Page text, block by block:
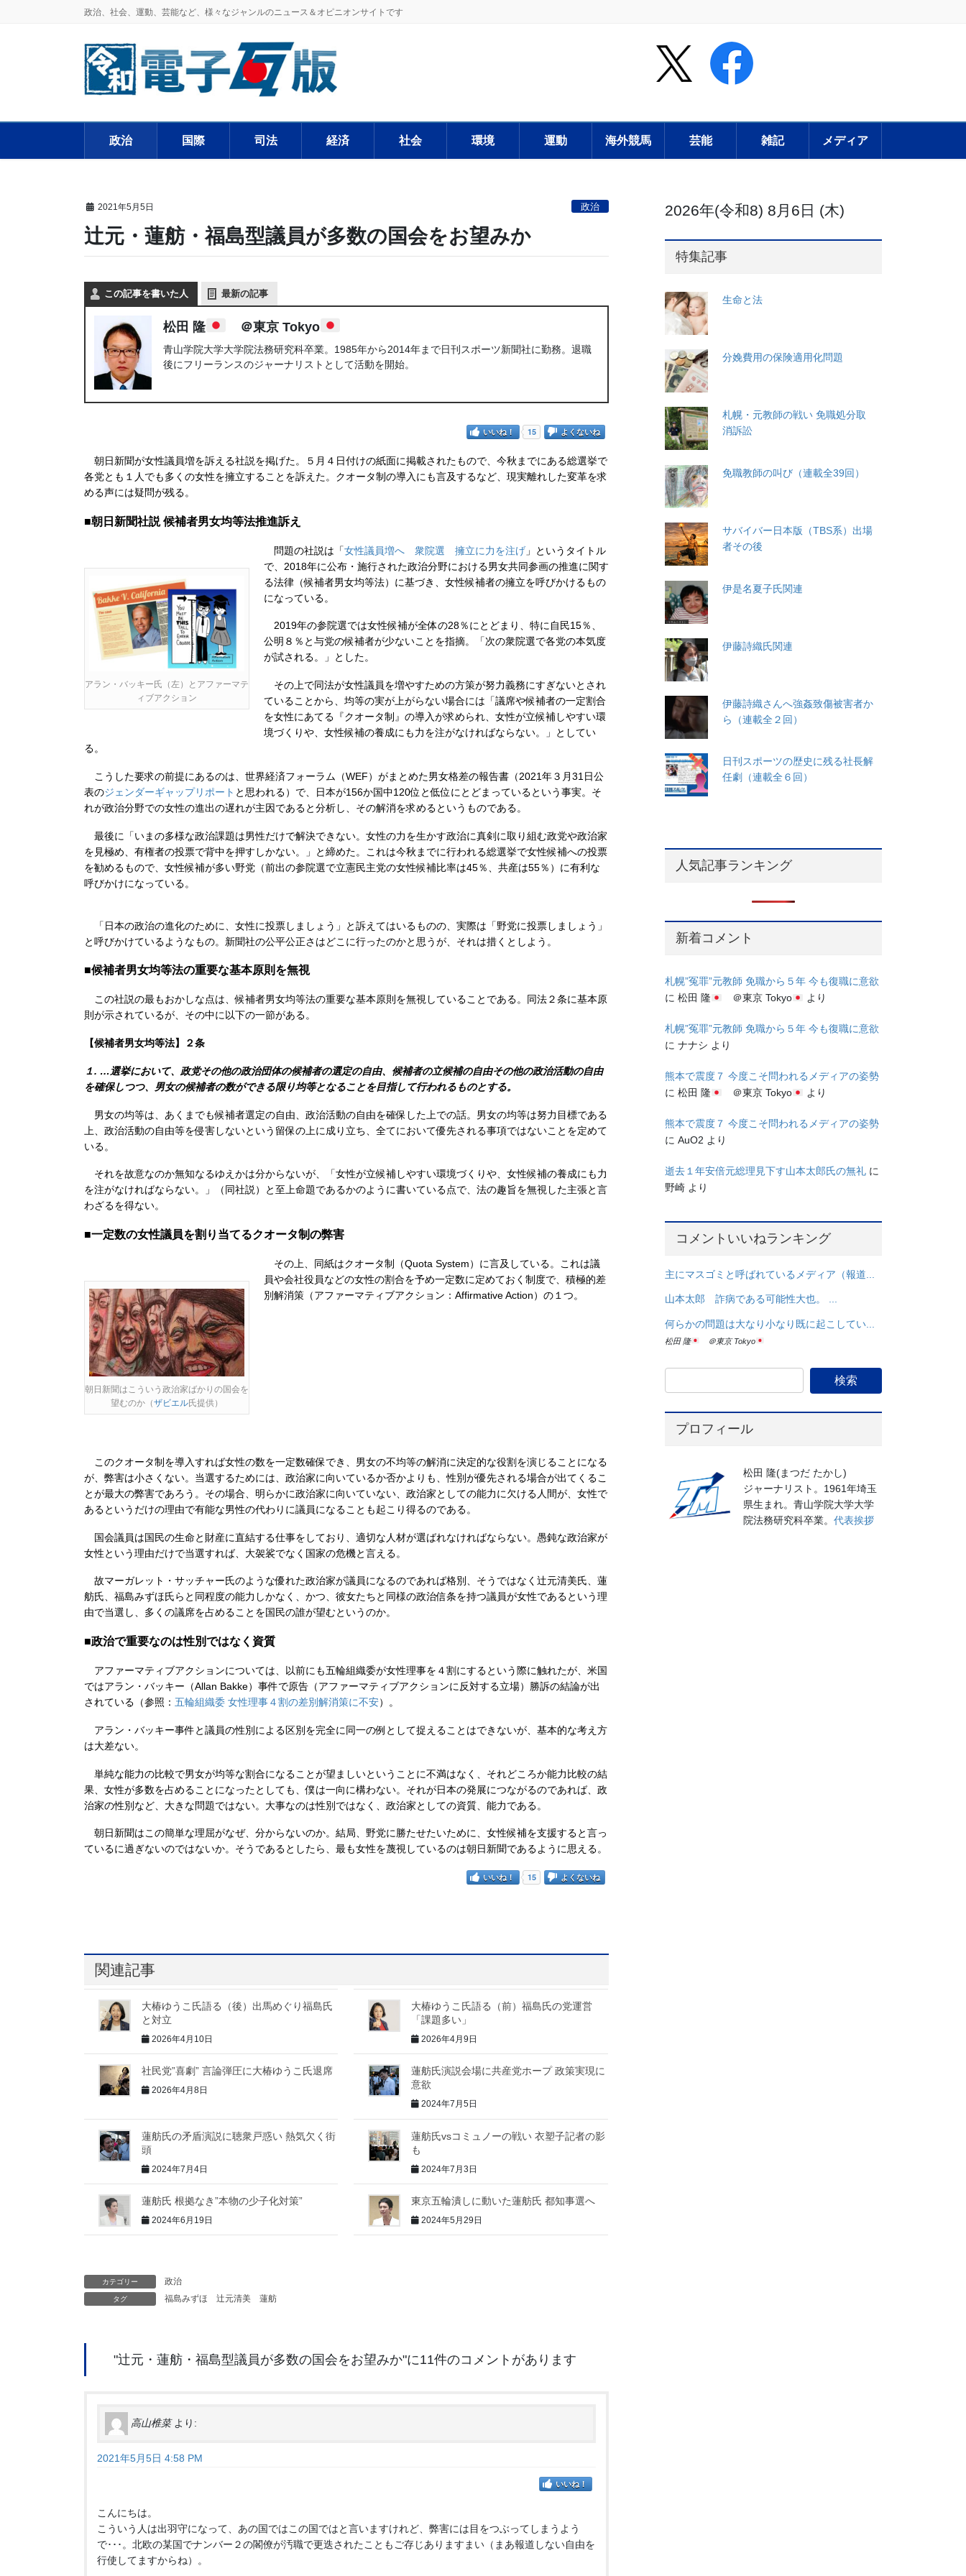
政治、社会、運動、芸能など、様々なジャンルのニュース＆オピニオンサイトです
政治 国際 司法 経済 社会 環境 運動 海外競馬 芸能 雑記 メディア
2021年5月5日 政治
辻元・蓮舫・福島型議員が多数の国会をお望みか
この記事を書いた人 最新の記事
松田 隆 ＠東京 Tokyo
青山学院大学大学院法務研究科卒業。1985年から2014年まで日刊スポーツ新聞社に勤務。退職
後にフリーランスのジャーナリストとして活動を開始。
いいね！ 15 よくないね
朝日新聞が女性議員増を訴える社説を掲げた。５月４日付けの紙面に掲載されたもので、今秋までにある総選挙で
各党とも１人でも多くの女性を擁立することを訴えた。クオータ制の導入にも言及するなど、現実離れした変革を求
める声には疑問が残る。
■朝日新聞社説 候補者男女均等法推進訴え
アラン・バッキー氏（左）とアファーマテ
ィブアクション
問題の社説は「女性議員増へ 衆院選 擁立に力を注げ 」というタイトル
で、2018年に公布・施行された政治分野における男女共同参画の推進に関す
る法律（候補者男女均等法）に基づき、女性候補者の擁立を呼びかけるもの
になっている。
2019年の参院選では女性候補が全体の28％にとどまり、特に自民15％、
公明８％と与党の候補者が少ないことを指摘。「次の衆院選で各党の本気度
が試される。」とした。
その上で同法が女性議員を増やすための方策が努力義務にすぎないとされ
ていることから、均等の実が上がらない場合には「議席や候補者の一定割合
を女性にあてる『クオータ制』の導入が求められ、女性が立候補しやすい環
境づくりや、女性候補の養成にも力を注がなければならない。」としてい
る。
こうした要求の前提にあるのは、世界経済フォーラム（WEF）がまとめた男女格差の報告書（2021年３月31日公
表のジェンダーギャップリポート と思われる）で、日本が156か国中120位と低位にとどまっているという事実。そ
れが政治分野での女性の進出の遅れが主因であると分析し、その解消を求めるというものである。
最後に「いまの多様な政治課題は男性だけで解決できない。女性の力を生かす政治に真剣に取り組む政党や政治家
を見極め、有権者の投票で背中を押すしかない。」と締めた。これは今秋までに行われる総選挙で女性候補への投票
を勧めるもので、女性候補が多い野党（前出の参院選で立憲民主党の女性候補比率は45％、共産は55％）に有利な
呼びかけになっている。
「日本の政治の進化のために、女性に投票しましょう」と訴えてはいるものの、実際は「野党に投票しましょう」
と呼びかけているようなもの。新聞社の公平公正さはどこに行ったのかと思うが、それは措くとしよう。
■候補者男女均等法の重要な基本原則を無視
この社説の最もおかしな点は、候補者男女均等法の重要な基本原則を無視していることである。同法２条に基本原
則が示されているが、その中に以下の一節がある。
【候補者男女均等法】２条
１. …選挙において、政党その他の政治団体の候補者の選定の自由、候補者の立候補の自由その他の政治活動の自由
を確保しつつ、男女の候補者の数ができる限り均等となることを目指して行われるものとする。
男女の均等は、あくまでも候補者選定の自由、政治活動の自由を確保した上での話。男女の均等は努力目標である
上、政治活動の自由等を侵害しないという留保の上に成り立ち、全てにおいて優先される事項ではないことを定めて
いる。
それを故意なのか無知なるゆえかは分からないが、「女性が立候補しやすい環境づくりや、女性候補の養成にも力
を注がなければならない。」（同社説）と至上命題であるかのように書いている点で、法の趣旨を無視した主張と言
わざるを得ない。
■一定数の女性議員を割り当てるクオータ制の弊害
朝日新聞はこういう政治家ばかりの国会を
望むのか（ザビエル氏提供）
その上、同紙はクオータ制（Quota System）に言及している。これは議
員や会社役員などの女性の割合を予め一定数に定めておく制度で、積極的差
別解消策（アファーマティブアクション：Affirmative Action）の１つ。
このクオータ制を導入すれば女性の数を一定数確保でき、男女の不均等の解消に決定的な役割を演じることになる
が、弊害は小さくない。当選するためには、政治家に向いているか否かよりも、性別が優先される場合が出てくるこ
とが最大の弊害であろう。その場合、明らかに政治家に向いていない、政治家としての能力に欠ける人間が、女性で
あるというだけの理由で有能な男性の代わりに議員になることも起こり得るのである。
国会議員は国民の生命と財産に直結する仕事をしており、適切な人材が選ばれなければならない。愚鈍な政治家が
女性という理由だけで当選すれば、大袈裟でなく国家の危機と言える。
故マーガレット・サッチャー氏のような優れた政治家が議員になるのであれば格別、そうではなく辻元清美氏、蓮
舫氏、福島みずほ氏らと同程度の能力しかなく、かつ、彼女たちと同様の政治信条を持つ議員が女性であるという理
由で当選し、多くの議席を占めることを国民の誰が望むというのか。
■政治で重要なのは性別ではなく資質
アファーマティブアクションについては、以前にも五輪組織委が女性理事を４割にするという際に触れたが、米国
ではアラン・バッキー（Allan Bakke）事件で原告（アファーマティブアクションに反対する立場）勝訴の結論が出
されている（参照： 五輪組織委 女性理事４割の差別解消策に不安）。
アラン・バッキー事件と議員の性別による区別を完全に同一の例として捉えることはできないが、基本的な考え方
は大差ない。
単純な能力の比較で男女が均等な割合になることが望ましいということに不満はなく、それどころか能力比較の結
果、女性が多数を占めることになったとしても、僕は一向に構わない。それが日本の発展につながるのであれば、政
治家の性別など、大きな問題ではない。大事なのは性別ではなく、政治家としての資質、能力である。
朝日新聞はこの簡単な理屈がなぜ、分からないのか。結局、野党に勝たせたいために、女性候補を支援すると言っ
ているに過ぎないのではないか。そうであるとしたら、最も女性を蔑視しているのは朝日新聞であるように思える。
いいね！ 15 よくないね
関連記事
大椿ゆうこ氏語る（後）出馬めぐり福島氏
と対立
2026年4月10日
大椿ゆうこ氏語る（前）福島氏の党運営
「課題多い」
2026年4月9日
社民党”喜劇” 言論弾圧に大椿ゆうこ氏退席
2026年4月8日
蓮舫氏演説会場に共産党ホープ 政策実現に
意欲
2024年7月5日
蓮舫氏の矛盾演説に聴衆戸惑い 熱気欠く街
頭
2024年7月4日
蓮舫氏vsコミュノーの戦い 衣塑子記者の影
も
2024年7月3日
蓮舫氏 根拠なき”本物の少子化対策”
2024年6月19日
東京五輪潰しに動いた蓮舫氏 都知事選へ
2024年5月29日
カテゴリー 政治
タグ 福島みずほ 辻元清美 蓮舫
"辻元・蓮舫・福島型議員が多数の国会をお望みか"に11件のコメントがあります
高山椎菜 より:
2021年5月5日 4:58 PM
いいね！
こんにちは。
こういう人は出羽守になって、あの国ではこの国ではと言いますけれど、弊害には目をつぶってしまうよう
で･･･。北欧の某国でナンバー２の閣僚が汚職で更迭されたこともご存じありますまい（まあ報道しない自由を
行使してますからね）。
2026年(令和8) 8月6日 (木)
特集記事
生命と法
分娩費用の保険適用化問題
札幌・元教師の戦い 免職処分取
消訴訟
免職教師の叫び（連載全39回）
サバイバー日本版（TBS系）出場
者その後
伊是名夏子氏関連
伊藤詩織氏関連
伊藤詩織さんへ強姦致傷被害者か
ら（連載全２回）
日刊スポーツの歴史に残る社長解
任劇（連載全６回）
人気記事ランキング
新着コメント
札幌”冤罪”元教師 免職から５年 今も復職に意欲
に松田 隆 ＠東京 Tokyo より
札幌”冤罪”元教師 免職から５年 今も復職に意欲
にナナシ より
熊本で震度７ 今度こそ問われるメディアの姿勢
に松田 隆 ＠東京 Tokyo より
熊本で震度７ 今度こそ問われるメディアの姿勢
にAuO2 より
逝去１年安倍元総理見下す山本太郎氏の無礼 に
野崎 より
コメントいいねランキング
主にマスゴミと呼ばれているメディア（報道...
山本太郎 詐病である可能性大也。 ...
何らかの問題は大なり小なり既に起こしてい...
松田 隆 ＠東京 Tokyo
プロフィール
松田 隆(まつだ たかし)
ジャーナリスト。1961年埼玉
県生まれ。青山学院大学大学
院法務研究科卒業。代表挨拶